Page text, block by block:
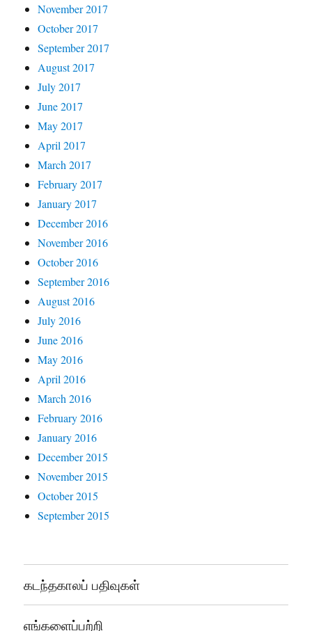
November 2017
October 2017
September 2017
August 2017
July 2017
June 2017
May 2017
April 2017
March 2017
February 2017
January 2017
December 2016
November 2016
October 2016
September 2016
August 2016
July 2016
June 2016
May 2016
April 2016
March 2016
February 2016
January 2016
December 2015
November 2015
October 2015
September 2015
கடந்தகாலப் பதிவுகள்
எங்களைப்பற்றி